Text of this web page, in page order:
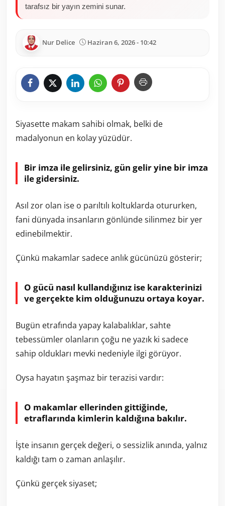
tarafsız bir yayın zemini sunar.
Nur Delice Haziran 6, 2026 - 10:42
Siyasette makam sahibi olmak, belki de
madalyonun en kolay yüzüdür.
Bir imza ile gelirsiniz, gün gelir yine bir imza
ile gidersiniz.
Asıl zor olan ise o parıltılı koltuklarda otururken,
fani dünyada insanların gönlünde silinmez bir yer
edinebilmektir.
Çünkü makamlar sadece anlık gücünüzü gösterir;
O gücü nasıl kullandığınız ise karakterinizi
ve gerçekte kim olduğunuzu ortaya koyar.
Bugün etrafında yapay kalabalıklar, sahte
tebessümler olanların çoğu ne yazık ki sadece
sahip oldukları mevki nedeniyle ilgi görüyor.
Oysa hayatın şaşmaz bir terazisi vardır:
O makamlar ellerinden gittiğinde,
etraflarında kimlerin kaldığına bakılır.
İşte insanın gerçek değeri, o sessizlik anında, yalnız
kaldığı tam o zaman anlaşılır.
Çünkü gerçek siyaset;